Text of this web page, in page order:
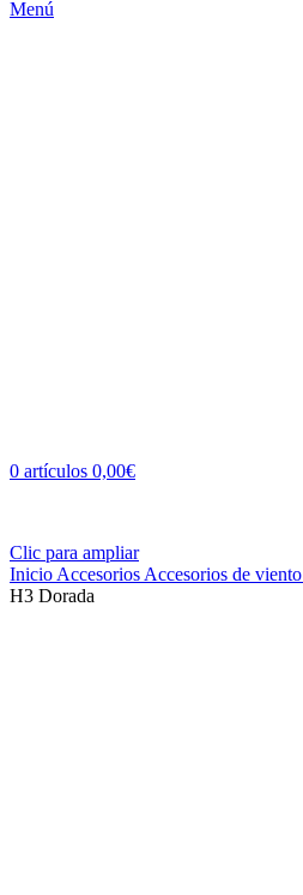
Menú
0 artículos 0,00€
Clic para ampliar
Inicio Accesorios Accesorios de viento
H3 Dorada